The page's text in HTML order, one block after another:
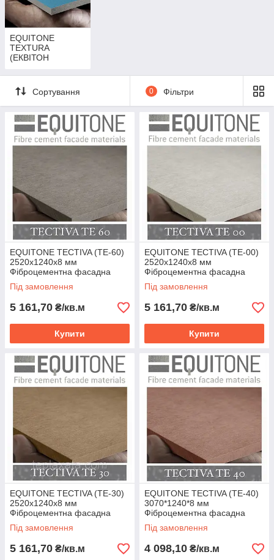
EQUITONE
TEXTURA
(ЕКВІТОН
Сортування 0 Фільтри
EQUITONE TECTIVA (TE-60)
2520х1240х8 мм
Фіброцементна фасадна
панель ЕКВІТОН
Під замовлення
5 161,70 ₴/кв.м
Купити
EQUITONE TECTIVA (TE-00)
2520х1240х8 мм
Фіброцементна фасадна
панель ЕКВІТОН
Під замовлення
5 161,70 ₴/кв.м
Купити
EQUITONE TECTIVA (TE-30)
2520х1240х8 мм
Фіброцементна фасадна
панель ЕКВІТОН
Під замовлення
5 161,70 ₴/кв.м
EQUITONE TECTIVA (TE-40)
3070*1240*8 мм
Фіброцементна фасадна
панель ЕКВІТОН
Під замовлення
4 098,10 ₴/кв.м